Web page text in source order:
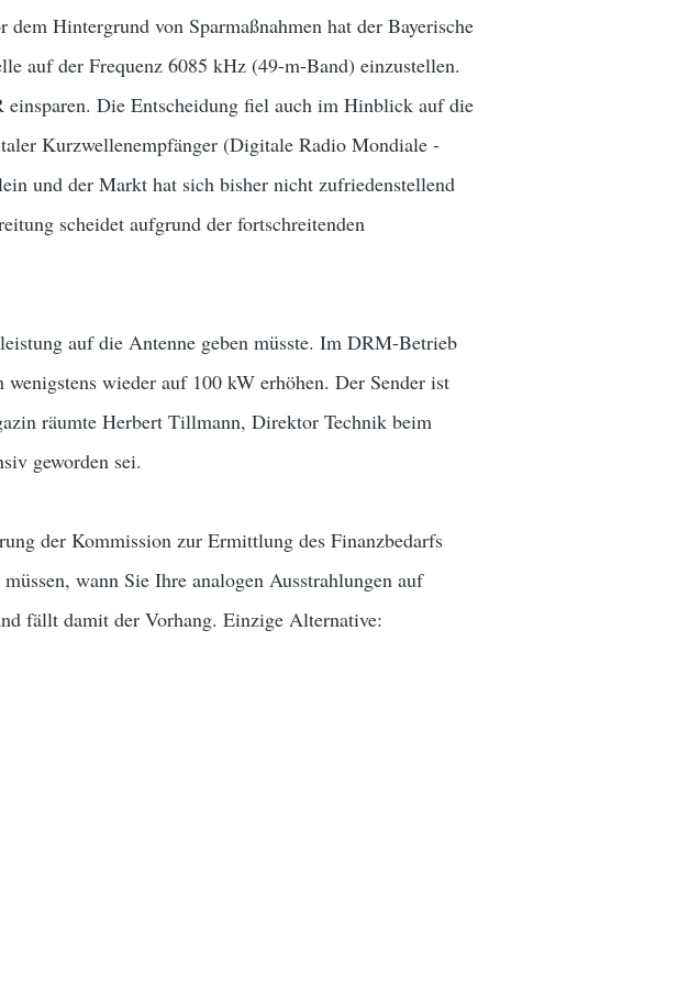
Hintergrund von Sparmaßnahmen hat der Bayerische
auf der Frequenz 6085 kHz (49-m-Band) einzustellen.
Die Entscheidung fiel auch im Hinblick auf die
Kurzwellenempfänger (Digitale Radio Mondiale -
und der Markt hat sich bisher nicht zufriedenstellend
scheidet aufgrund der fortschreitenden
auf die Antenne geben müsste. Im DRM-Betrieb
wieder auf 100 kW erhöhen. Der Sender ist
räumte Herbert Tillmann, Direktor Technik beim
geworden sei.
der Kommission zur Ermittlung des Finanzbedarfs
wann Sie Ihre analogen Ausstrahlungen auf
fällt damit der Vorhang. Einzige Alternative: